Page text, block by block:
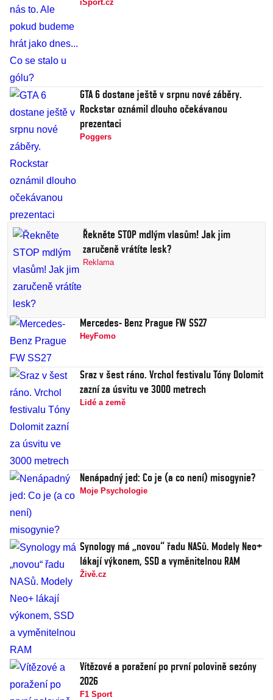
iSport.cz
GTA 6 dostane ještě v srpnu nové záběry.
Rockstar oznámil dlouho očekávanou
prezentaci
Poggers
Řekněte STOP mdlým vlasům! Jak jim
zaručeně vrátíte lesk?
Reklama
Mercedes- Benz Prague FW SS27
HeyFomo
Sraz v šest ráno. Vrchol festivalu Tóny Dolomit
zazní za úsvitu ve 3000 metrech
Lidé a země
Nenápadný jed: Co je (a co není) misogynie?
Moje Psychologie
Synology má „novou“ řadu NASů. Modely Neo+
lákají výkonem, SSD a vyměnitelnou RAM
Živě.cz
Vítězové a poražení po první polovině sezóny
2026
F1 Sport